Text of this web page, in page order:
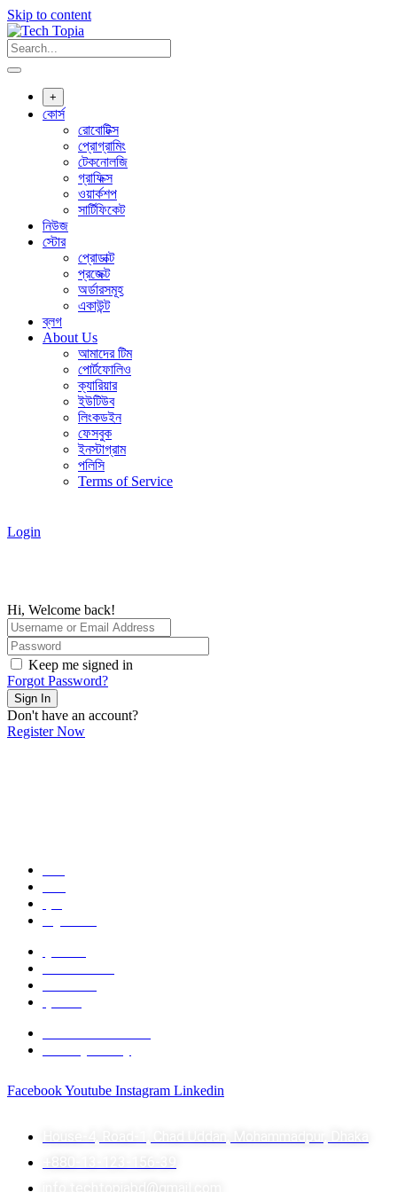
Skip to content
+
কোর্স
রোবোটিক্স
প্রোগ্রামিং
টেকনোলজি
গ্রাফিক্স
ওয়ার্কশপ
সার্টিফিকেট
নিউজ
স্টোর
প্রোডাক্ট
প্রজেক্ট
অর্ডারসমূহ
একাউন্ট
ব্লগ
About Us
আমাদের টিম
পোর্টফোলিও
ক্যারিয়ার
ইউটিউব
লিংকডইন
ফেসবুক
ইনস্টাগ্রাম
পলিসি
Terms of Service
Login
Hi, Welcome back!
Keep me signed in
Forgot Password?
Sign In
Don't have an account?
Register Now
ফলো করুনঃ
FacebookYoutube Instagram Linkedin
House-4, Road-1, Chad Uddan, Mohammadpur, Dhaka
+880-13-123-156-39
info.techtopiabd@gmail.com